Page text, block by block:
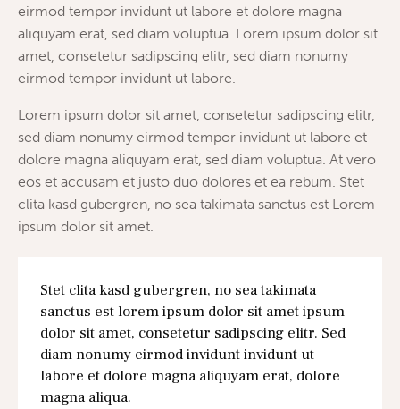
eirmod tempor invidunt ut labore et dolore magna
aliquyam erat, sed diam voluptua. Lorem ipsum dolor sit
amet, consetetur sadipscing elitr, sed diam nonumy
eirmod tempor invidunt ut labore.
Lorem ipsum dolor sit amet, consetetur sadipscing elitr,
sed diam nonumy eirmod tempor invidunt ut labore et
dolore magna aliquyam erat, sed diam voluptua. At vero
eos et accusam et justo duo dolores et ea rebum. Stet
clita kasd gubergren, no sea takimata sanctus est Lorem
ipsum dolor sit amet.
Stet clita kasd gubergren, no sea takimata
sanctus est lorem ipsum dolor sit amet ipsum
dolor sit amet, consetetur sadipscing elitr. Sed
diam nonumy eirmod invidunt invidunt ut
labore et dolore magna aliquyam erat, dolore
magna aliqua.